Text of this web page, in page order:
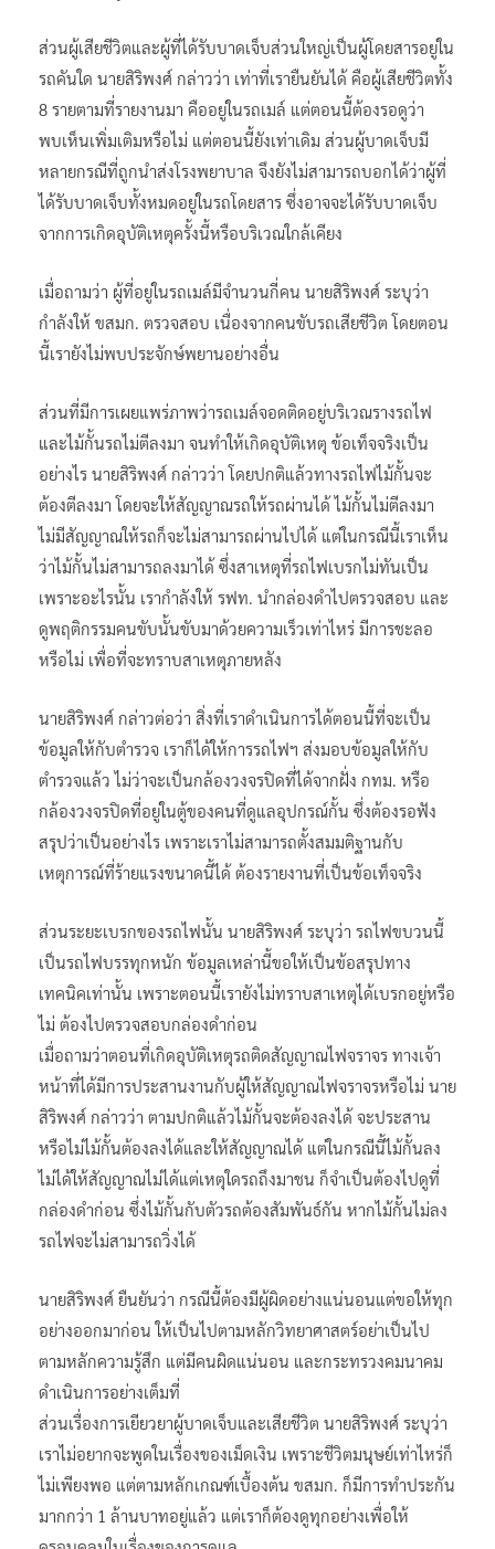
ส่วนผู้เสียชีวิตและผู้ที่ได้รับบาดเจ็บส่วนใหญ่เป็นผู้โดยสารอยู่ใน
รถคันใด นายสิริพงศ์ กล่าวว่า เท่าที่เรายืนยันได้ คือผู้เสียชีวิตทั้ง
8 รายตามที่รายงานมา คืออยู่ในรถเมล์ แต่ตอนนี้ต้องรอดูว่า
พบเห็นเพิ่มเติมหรือไม่ แต่ตอนนี้ยังเท่าเดิม ส่วนผู้บาดเจ็บมี
หลายกรณีที่ถูกนำส่งโรงพยาบาล จึงยังไม่สามารถบอกได้ว่าผู้ที่
ได้รับบาดเจ็บทั้งหมดอยู่ในรถโดยสาร ซึ่งอาจจะได้รับบาดเจ็บ
จากการเกิดอุบัติเหตุครั้งนี้หรือบริเวณใกล้เคียง
เมื่อถามว่า ผู้ที่อยู่ในรถเมล์มีจำนวนกี่คน นายสิริพงศ์ ระบุว่า
กำลังให้ ขสมก. ตรวจสอบ เนื่องจากคนขับรถเสียชีวิต โดยตอน
นี้เรายังไม่พบประจักษ์พยานอย่างอื่น
ส่วนที่มีการเผยแพร่ภาพว่ารถเมล์จอดติดอยู่บริเวณรางรถไฟ
และไม้กั้นรถไม่ตีลงมา จนทำให้เกิดอุบัติเหตุ ข้อเท็จจริงเป็น
อย่างไร นายสิริพงศ์ กล่าวว่า โดยปกติแล้วทางรถไฟไม้กั้นจะ
ต้องตีลงมา โดยจะให้สัญญาณรถให้รถผ่านได้ ไม้กั้นไม่ตีลงมา
ไม่มีสัญญาณให้รถก็จะไม่สามารถผ่านไปได้ แต่ในกรณีนี้เราเห็น
ว่าไม้กั้นไม่สามารถลงมาได้ ซึ่งสาเหตุที่รถไฟเบรกไม่ทันเป็น
เพราะอะไรนั้น เรากำลังให้ รฟท. นำกล่องดำไปตรวจสอบ และ
ดูพฤติกรรมคนขับนั้นขับมาด้วยความเร็วเท่าไหร่ มีการชะลอ
หรือไม่ เพื่อที่จะทราบสาเหตุภายหลัง
นายสิริพงศ์ กล่าวต่อว่า สิ่งที่เราดำเนินการได้ตอนนี้ที่จะเป็น
ข้อมูลให้กับตำรวจ เราก็ได้ให้การรถไฟฯ ส่งมอบข้อมูลให้กับ
ตำรวจแล้ว ไม่ว่าจะเป็นกล้องวงจรปิดที่ได้จากฝั่ง กทม. หรือ
กล้องวงจรปิดที่อยู่ในตู้ของคนที่ดูแลอุปกรณ์กั้น ซึ่งต้องรอฟัง
สรุปว่าเป็นอย่างไร เพราะเราไม่สามารถตั้งสมมติฐานกับ
เหตุการณ์ที่ร้ายแรงขนาดนี้ได้ ต้องรายงานที่เป็นข้อเท็จจริง
ส่วนระยะเบรกของรถไฟนั้น นายสิริพงศ์ ระบุว่า รถไฟขบวนนี้
เป็นรถไฟบรรทุกหนัก ข้อมูลเหล่านี้ขอให้เป็นข้อสรุปทาง
เทคนิคเท่านั้น เพราะตอนนี้เรายังไม่ทราบสาเหตุได้เบรกอยู่หรือ
ไม่ ต้องไปตรวจสอบกล่องดำก่อน
เมื่อถามว่าตอนที่เกิดอุบัติเหตุรถติดสัญญาณไฟจราจร ทางเจ้า
หน้าที่ได้มีการประสานงานกับผู้ให้สัญญาณไฟจราจรหรือไม่ นาย
สิริพงศ์ กล่าวว่า ตามปกติแล้วไม้กั้นจะต้องลงได้ จะประสาน
หรือไม่ไม้กั้นต้องลงได้และให้สัญญาณได้ แต่ในกรณีนี้ไม้กั้นลง
ไม่ได้ให้สัญญาณไม่ได้แต่เหตุใดรถถึงมาชน ก็จำเป็นต้องไปดูที่
กล่องดำก่อน ซึ่งไม้กั้นกับตัวรถต้องสัมพันธ์กัน หากไม้กั้นไม่ลง
รถไฟจะไม่สามารถวิ่งได้
นายสิริพงศ์ ยืนยันว่า กรณีนี้ต้องมีผู้ผิดอย่างแน่นอนแต่ขอให้ทุก
อย่างออกมาก่อน ให้เป็นไปตามหลักวิทยาศาสตร์อย่าเป็นไป
ตามหลักความรู้สึก แต่มีคนผิดแน่นอน และกระทรวงคมนาคม
ดำเนินการอย่างเต็มที่
ส่วนเรื่องการเยียวยาผู้บาดเจ็บและเสียชีวิต นายสิริพงศ์ ระบุว่า
เราไม่อยากจะพูดในเรื่องของเม็ดเงิน เพราะชีวิตมนุษย์เท่าไหร่ก็
ไม่เพียงพอ แต่ตามหลักเกณฑ์เบื้องต้น ขสมก. ก็มีการทำประกัน
มากกว่า 1 ล้านบาทอยู่แล้ว แต่เราก็ต้องดูทุกอย่างเพื่อให้